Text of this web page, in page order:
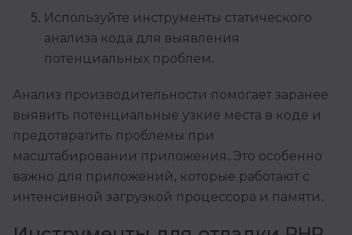
Используйте инструменты статического
анализа кода для выявления
потенциальных проблем.
Анализ производительности помогает заранее
выявить потенциальные узкие места в коде и
предотвратить проблемы при
масштабировании приложения. Это особенно
важно для приложений, которые работают с
интенсивной загрузкой процессора и памяти.